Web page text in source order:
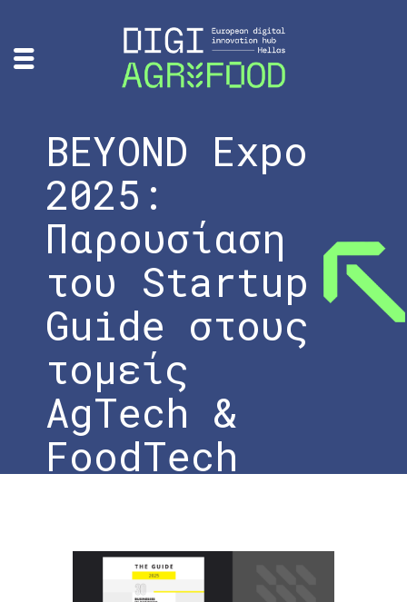
BEYOND Expo
2025:
Παρουσίαση
του Startup
Guide στους
τομείς
AgTech &
FoodTech
Startup Guide στους τομείς AgTech &